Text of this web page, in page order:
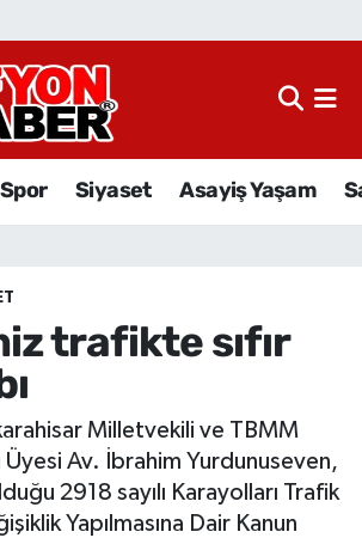
Spor Siyaset Asayiş Yaşam
trafikte sıfır
Milletvekili ve TBMM
Üyesi Av. İbrahim Yurdunuseven,
2918 sayılı Karayolları Trafik
Yapılmasına Dair Kanun